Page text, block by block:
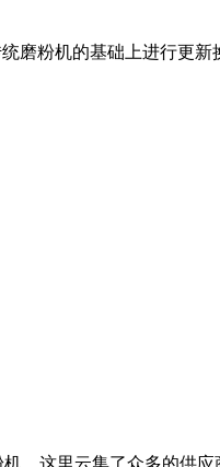
磨粉机的基础上进行更新
。这里云集了众多的供